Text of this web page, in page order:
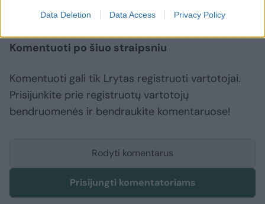
Data Deletion Data Access Privacy Policy
Komentuoti po šiuo straipsniu
Komentuoti gali tik Lrytas registruoti vartotojai.
Prisijunkite prie registruotų vartotojų
bendruomenės ir bendraukite komentaruose!
Rodyti komentarus
Prisijungti komentatoriams